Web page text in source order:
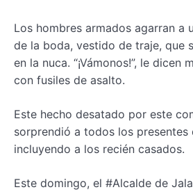
Los hombres armados agarran a
de la boda, vestido de traje, que
en la nuca. “¡Vámonos!”, le dicen
con fusiles de asalto.
Este hecho desatado por este
sorprendió a todos los presentes
incluyendo a los recién casados.
Este domingo, el #Alcalde de